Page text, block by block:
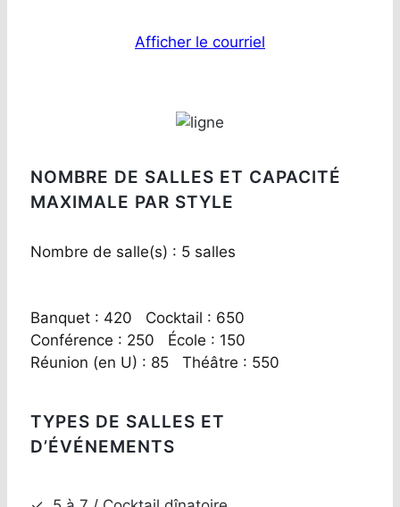
Afficher le courriel
NOMBRE DE SALLES ET CAPACITÉ
MAXIMALE PAR STYLE
Nombre de salle(s) : 5 salles
Banquet : 420 Cocktail : 650
Conférence : 250 École : 150
Réunion (en U) : 85 Théâtre : 550
TYPES DE SALLES ET
D’ÉVÉNEMENTS